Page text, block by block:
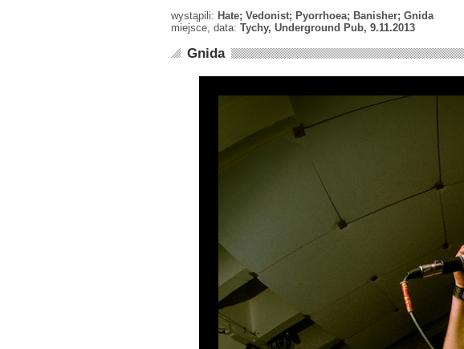
wystąpili: Hate; Vedonist; Pyorrhoea; Banisher; Gnida
miejsce, data: Tychy, Underground Pub, 9.11.2013
Gnida